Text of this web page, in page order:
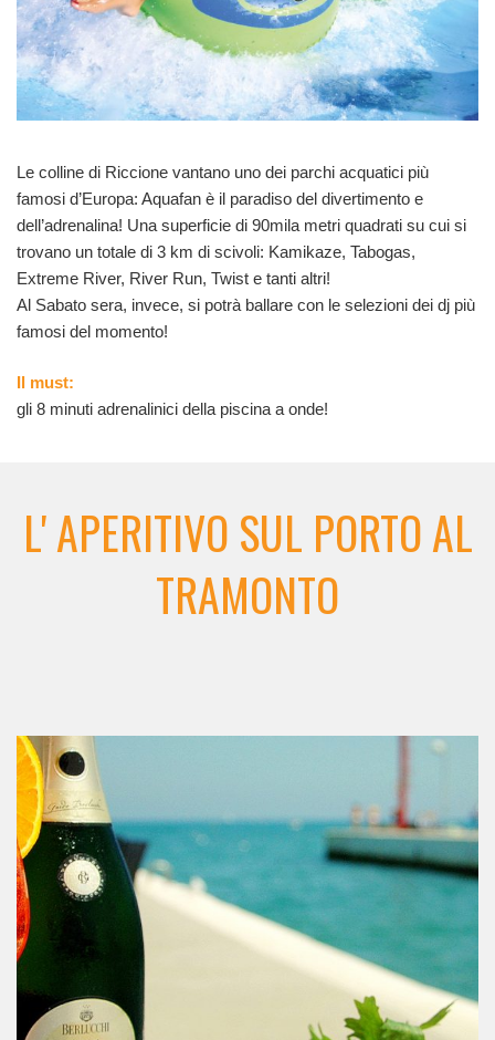
Le colline di Riccione vantano uno dei parchi acquatici più
famosi d’Europa: Aquafan è il paradiso del divertimento e
dell’adrenalina! Una superficie di 90mila metri quadrati su cui si
trovano un totale di 3 km di scivoli: Kamikaze, Tabogas,
Extreme River, River Run, Twist e tanti altri!
Al Sabato sera, invece, si potrà ballare con le selezioni dei dj più
famosi del momento!
Il must:
gli 8 minuti adrenalinici della piscina a onde!
L' APERITIVO SUL PORTO AL
TRAMONTO